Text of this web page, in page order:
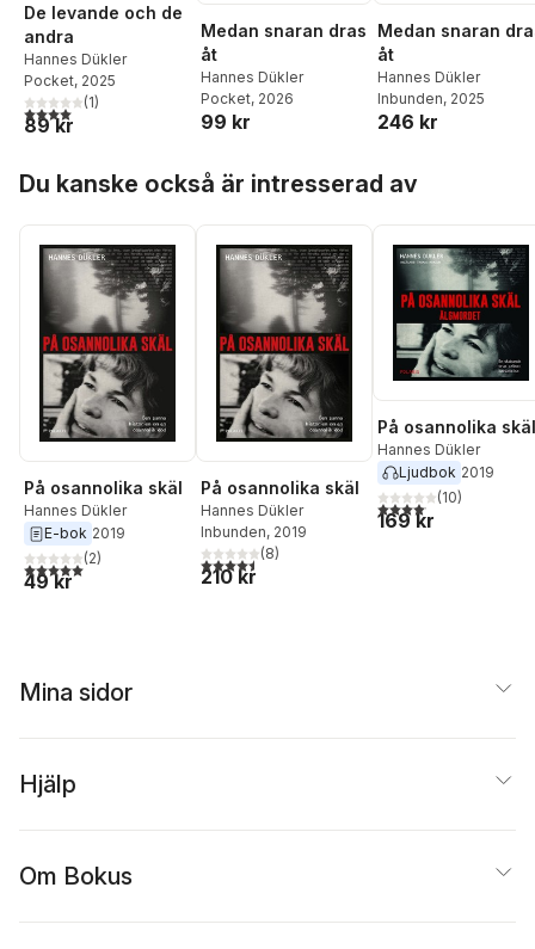
De levande och de
andra
Hannes Dükler
Pocket, 2025
4,0utav 5 stjärnor. Totalt antal röster:
(1)
89 kr
Medan snaran dras
åt
Hannes Dükler
Pocket, 2026
99 kr
Medan snaran
åt
Hannes Dükler
Inbunden, 2025
246 kr
Du kanske också är intresserad av
På osannolika skäl
Hannes Dükler
E-bok 2019
5,0utav 5 stjärnor. Totalt antal röster:
(2)
49 kr
På osannolika skäl
Hannes Dükler
Inbunden, 2019
4,5utav 5 stjärnor. Totalt antal röster:
(8)
210 kr
På osannolika skäl
Hannes Dükler
Ljudbok 2019
4,1utav 5 stjärnor.
(10)
169 kr
Mina sidor
Hjälp
Om Bokus